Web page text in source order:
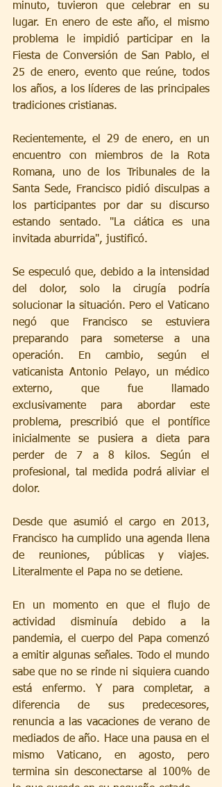
minuto, tuvieron que celebrar en su
lugar. En enero de este año, el mismo
problema le impidió participar en la
Fiesta de Conversión de San Pablo, el
25 de enero, evento que reúne, todos
los años, a los líderes de las principales
tradiciones cristianas.
Recientemente, el 29 de enero, en un
encuentro con miembros de la Rota
Romana, uno de los Tribunales de la
Santa Sede, Francisco pidió disculpas a
los participantes por dar su discurso
estando sentado. "La ciática es una
invitada aburrida", justificó.
Se especuló que, debido a la intensidad
del dolor, solo la cirugía podría
solucionar la situación. Pero el Vaticano
negó que Francisco se estuviera
preparando para someterse a una
operación. En cambio, según el
vaticanista Antonio Pelayo, un médico
externo, que fue llamado
exclusivamente para abordar este
problema, prescribió que el pontífice
inicialmente se pusiera a dieta para
perder de 7 a 8 kilos. Según el
profesional, tal medida podrá aliviar el
dolor.
Desde que asumió el cargo en 2013,
Francisco ha cumplido una agenda llena
de reuniones, públicas y viajes.
Literalmente el Papa no se detiene.
En un momento en que el flujo de
actividad disminuía debido a la
pandemia, el cuerpo del Papa comenzó
a emitir algunas señales. Todo el mundo
sabe que no se rinde ni siquiera cuando
está enfermo. Y para completar, a
diferencia de sus predecesores,
renuncia a las vacaciones de verano de
mediados de año. Hace una pausa en el
mismo Vaticano, en agosto, pero
termina sin desconectarse al 100% de